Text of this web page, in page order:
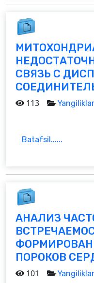
СВЯЗЬ С
113 Yangiliklar
Batafsil......
АНАЛИЗ
ПОРОКОВ
101 Yangiliklar